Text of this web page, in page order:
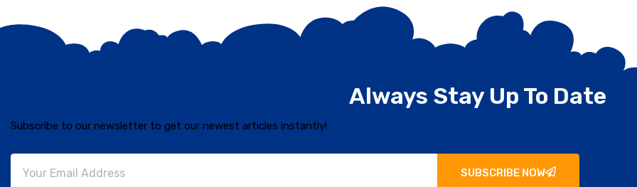
Always Stay Up To Date
Subscribe to our newsletter to get our newest articles instantly!
SUBSCRIBE NOW